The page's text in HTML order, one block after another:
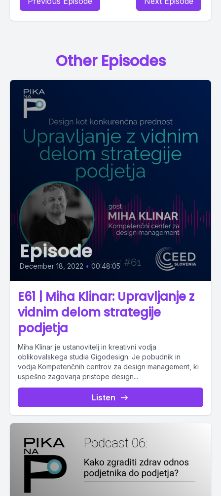
Other Episodes
Episode
December 18, 2022 • 00:48:05
E61 | Miha Klinar: Upravljanje z
vidnim delom strategije
podjetja
Miha Klinar je ustanovitelj in kreativni vodja
oblikovalskega studia Gigodesign. Je pobudnik in
vodja Kompetenčnih centrov za design management, ki
uspešno zagovarja pristope design...
Listen